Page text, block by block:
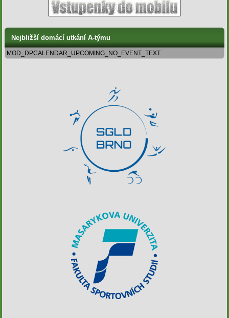
Nejbližší domácí utkání A-týmu
MOD_DPCALENDAR_UPCOMING_NO_EVENT_TEXT